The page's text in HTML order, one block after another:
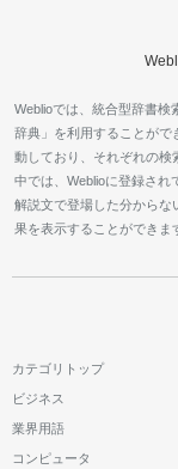
Weblioでは、統合型辞書検
辞典」を利用することがで
動しており、それぞれの検
中では、Weblioに登録され
解説文で登場した分からな
果を表示することができま
カテゴリトップ
ビジネス
業界用語
コンピュータ